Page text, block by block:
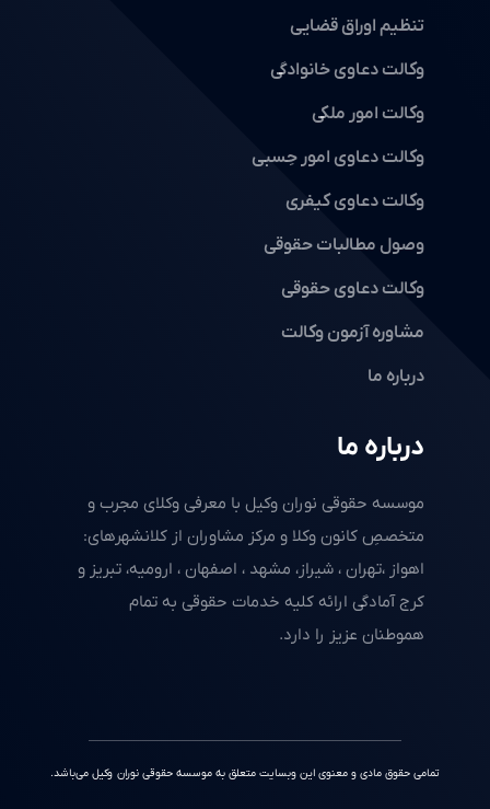
درباره ما
موسسه حقوقی نوران وکیل با معرفی وکلای مجرب و
متخصصِ کانون وکلا و مرکز مشاوران از کلانشهرهای:
اهواز ،تهران ، شیراز، مشهد ، اصفهان ، ارومیه، تبریز و
کرج آمادگی ارائه کلیه خدمات حقوقی به تمام
هموطنان عزیز را دارد.
تنظیم اوراق قضایی
وکالت دعاوی خانوادگی
وکالت امور ملکی
وکالت دعاوی امور حِسبی
وکالت دعاوی کیفری
وصول مطالبات حقوقی
وکالت دعاوی حقوقی
مشاوره آزمون وکالت
درباره ما
تمامی حقوق مادی و معنوی این وبسایت متعلق به موسسه حقوقی نوران وکیل می‌باشد.